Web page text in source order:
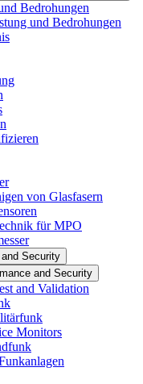
Bedrohungen
und Bedrohungen
von Glasfasern
für MPO
Security
and Security
and Validation
Monitors